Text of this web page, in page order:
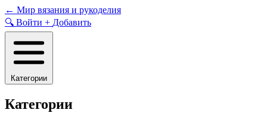
Skip
to
content
← Мир вязания и рукоделия
🔍 Войти + Добавить
Категории
Категории